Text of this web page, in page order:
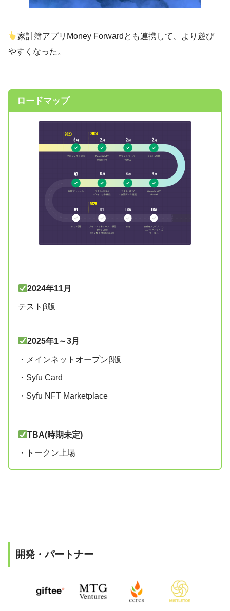
家計簿アプリMoney Forwardとも連携して、より遊び
やすくなった。
ロードマップ
2024年11月
テストβ版
2025年1～3月
・メインネットオープンβ版
・Syfu Card
・Syfu NFT Marketplace
TBA(時期未定)
・トークン上場
開発・パートナー